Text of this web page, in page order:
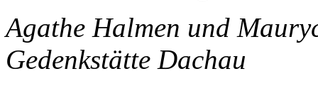
Agathe Halmen und
Gedenkstätte Dachau